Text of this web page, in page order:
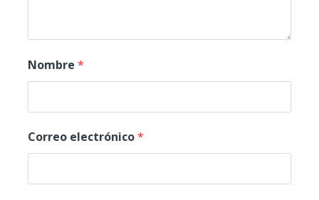
Nombre *
Correo electrónico*